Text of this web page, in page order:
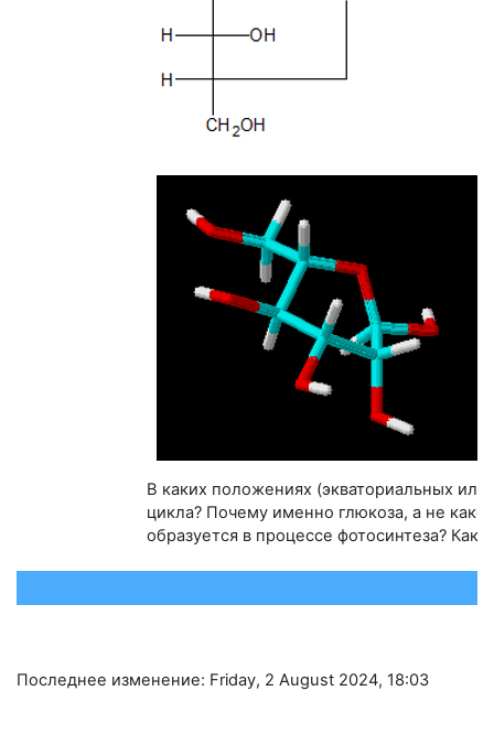
В каких положениях (экваториальных
цикла? Почему именно глюкоза, а не
образуется в процессе фотосинтеза?
Последнее изменение: Friday, 2 August 2024, 18:03